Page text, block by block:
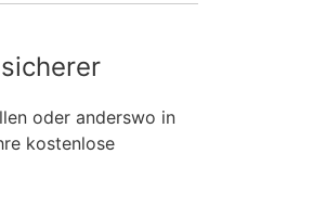
oder anderswo in
kostenlose